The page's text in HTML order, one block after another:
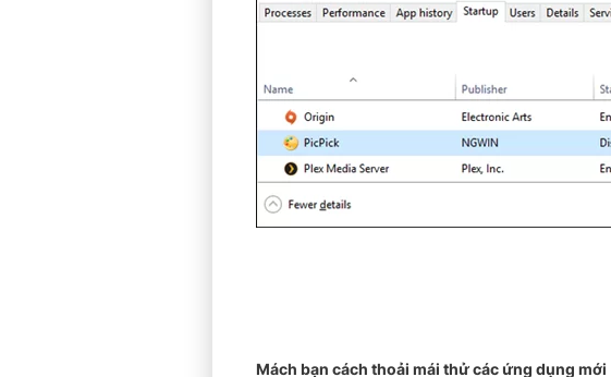
Mách bạn cách thoải mái thử các ứng dụng mới